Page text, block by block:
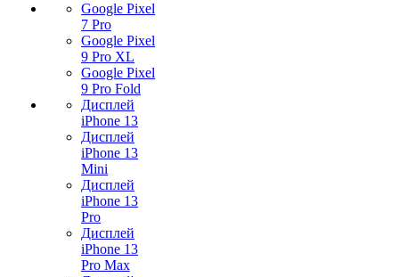
Google Pixel
7 Pro
Google Pixel
9 Pro XL
Google Pixel
9 Pro Fold
Дисплей
iPhone 13
Дисплей
iPhone 13
Mini
Дисплей
iPhone 13
Pro
Дисплей
iPhone 13
Pro Max